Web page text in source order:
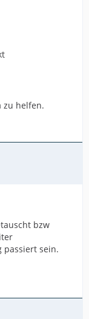
zu helfen.
bzw
passiert sein.